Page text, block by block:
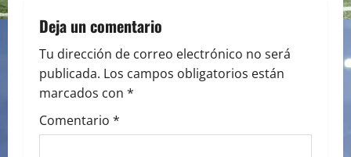
n
a
v
i
Deja un comentario
Tu dirección de correo electrónico no será
publicada. Los campos obligatorios están
marcados con *
Comentario *